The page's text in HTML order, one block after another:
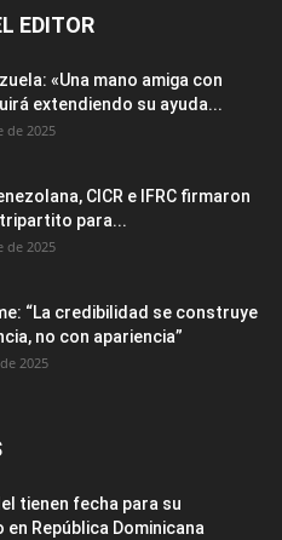
EDITOR
«Una mano amiga con
extendiendo su ayuda...
de 2025
CICR e IFRC firmaron
para...
de 2025
“La credibilidad se construye
no con apariencia”
2025
tienen fecha para su
República Dominicana